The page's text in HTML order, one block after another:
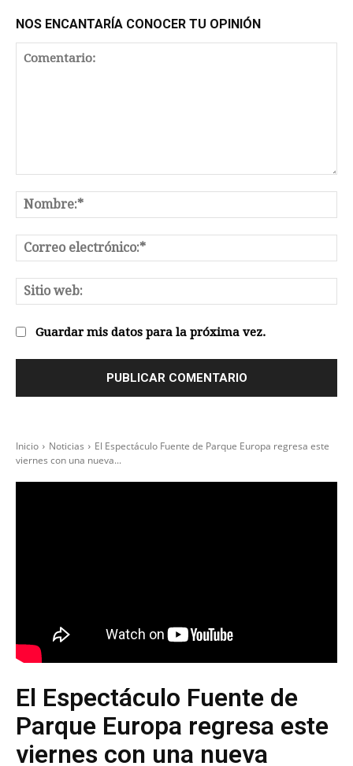
NOS ENCANTARÍA CONOCER TU OPINIÓN
Guardar mis datos para la próxima vez.